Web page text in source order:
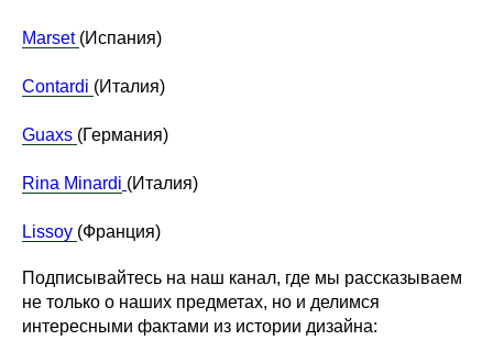
Marset (Испания)
Contardi (Италия)
Guaxs (Германия)
Rina Minardi (Италия)
Lissoy (Франция)
Подписывайтесь на наш канал, где мы рассказываем
не только о наших предметах, но и делимся
интересными фактами из истории дизайна: